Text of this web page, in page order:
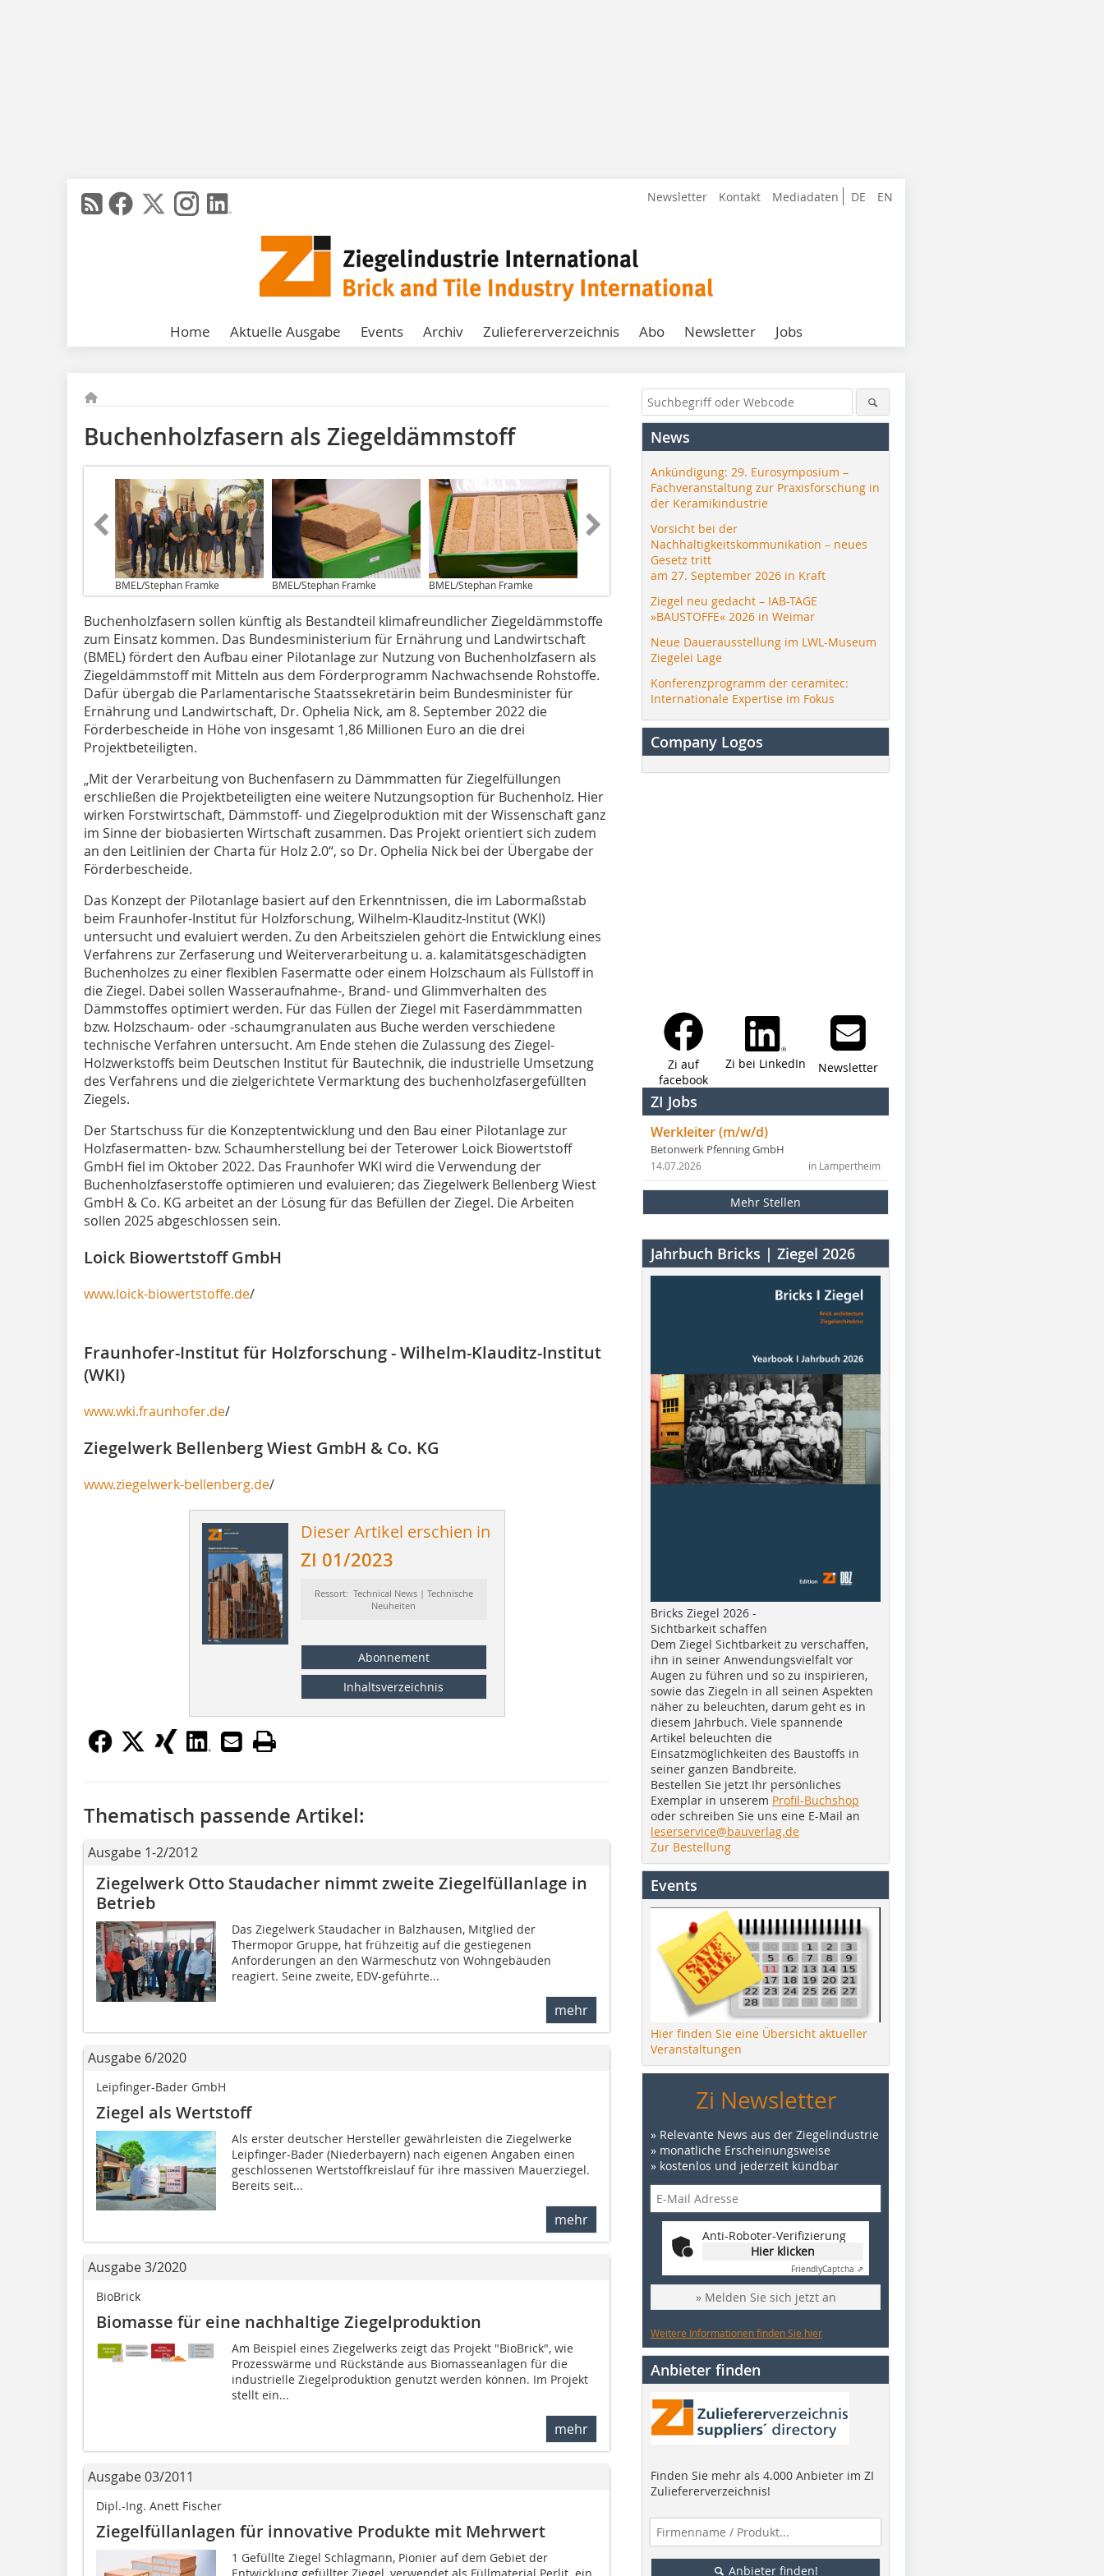
DE EN
Newsletter Kontakt Mediadaten
Home Aktuelle Ausgabe Events Archiv Zuliefererverzeichnis Abo Newsletter Jobs
Buchenholzfasern als Ziegeldämmstoff
BMEL/Stephan Framke BMEL/Stephan Framke BMEL/Stephan Framke
Buchenholzfasern sollen künftig als Bestandteil klimafreundlicher Ziegeldämmstoffe
zum Einsatz kommen. Das Bundesministerium für Ernährung und Landwirtschaft
(BMEL) fördert den Aufbau einer Pilotanlage zur Nutzung von Buchenholzfasern als
Ziegeldämmstoff mit Mitteln aus dem Förderprogramm Nachwachsende Rohstoffe.
Dafür übergab die Parlamentarische Staatssekretärin beim Bundesminister für
Ernährung und Landwirtschaft, Dr. Ophelia Nick, am 8. September 2022 die
Förderbescheide in Höhe von insgesamt 1,86 Millionen Euro an die drei
Projektbeteiligten.
„Mit der Verarbeitung von Buchenfasern zu Dämmmatten für Ziegelfüllungen
erschließen die Projektbeteiligten eine weitere Nutzungsoption für Buchenholz. Hier
wirken Forstwirtschaft, Dämmstoff- und Ziegelproduktion mit der Wissenschaft ganz
im Sinne der biobasierten Wirtschaft zusammen. Das Projekt orientiert sich zudem
an den Leitlinien der Charta für Holz 2.0“, so Dr. Ophelia Nick bei der Übergabe der
Förderbescheide.
Das Konzept der Pilotanlage basiert auf den Erkenntnissen, die im Labormaßstab
beim Fraunhofer-Institut für Holzforschung, Wilhelm-Klauditz-Institut (WKI)
untersucht und evaluiert werden. Zu den Arbeitszielen gehört die Entwicklung eines
Verfahrens zur Zerfaserung und Weiterverarbeitung u. a. kalamitätsgeschädigten
Buchenholzes zu einer flexiblen Fasermatte oder einem Holzschaum als Füllstoff in
die Ziegel. Dabei sollen Wasseraufnahme-, Brand- und Glimmverhalten des
Dämmstoffes optimiert werden. Für das Füllen der Ziegel mit Faserdämmmatten
bzw. Holzschaum- oder -schaumgranulaten aus Buche werden verschiedene
technische Verfahren untersucht. Am Ende stehen die Zulassung des Ziegel-
Holzwerkstoffs beim Deutschen Institut für Bautechnik, die industrielle Umsetzung
des Verfahrens und die zielgerichtete Vermarktung des buchenholzfasergefüllten
Ziegels.
Der Startschuss für die Konzeptentwicklung und den Bau einer Pilotanlage zur
Holzfasermatten- bzw. Schaumherstellung bei der Teterower Loick Biowertstoff
GmbH fiel im Oktober 2022. Das Fraunhofer WKI wird die Verwendung der
Buchenholzfaserstoffe optimieren und evaluieren; das Ziegelwerk Bellenberg Wiest
GmbH & Co. KG arbeitet an der Lösung für das Befüllen der Ziegel. Die Arbeiten
sollen 2025 abgeschlossen sein.
Loick Biowertstoff GmbH
www.loick-biowertstoffe.de/
Fraunhofer-Institut für Holzforschung - Wilhelm-Klauditz-Institut
(WKI)
www.wki.fraunhofer.de/
Ziegelwerk Bellenberg Wiest GmbH & Co. KG
www.ziegelwerk-bellenberg.de/
Dieser Artikel erschien in
ZI 01/2023
Ressort: Technical News | Technische
Neuheiten
Abonnement
Inhaltsverzeichnis
Thematisch passende Artikel:
Ausgabe 1-2/2012
Ziegelwerk Otto Staudacher nimmt zweite Ziegelfüllanlage in
Betrieb
Das Ziegelwerk Staudacher in Balzhausen, Mitglied der
Thermopor Gruppe, hat frühzeitig auf die gestiegenen
Anforderungen an den Wärmeschutz von Wohngebäuden
reagiert. Seine zweite, EDV-geführte...
mehr
Ausgabe 6/2020
Leipfinger-Bader GmbH
Ziegel als Wertstoff
Als erster deutscher Hersteller gewährleisten die Ziegelwerke
Leipfinger-Bader (Niederbayern) nach eigenen Angaben einen
geschlossenen Wertstoffkreislauf für ihre massiven Mauerziegel.
Bereits seit...
mehr
Ausgabe 3/2020
BioBrick
Biomasse für eine nachhaltige Ziegelproduktion
Am Beispiel eines Ziegelwerks zeigt das Projekt "BioBrick", wie
Prozesswärme und Rückstände aus Biomasseanlagen für die
industrielle Ziegelproduktion genutzt werden können. Im Projekt
stellt ein...
mehr
Ausgabe 03/2011
Dipl.-Ing. Anett Fischer
Ziegelfüllanlagen für innovative Produkte mit Mehrwert
1 Gefüllte Ziegel Schlagmann, Pionier auf dem Gebiet der
News
Ankündigung: 29. Eurosymposium –
Fachveranstaltung zur Praxisforschung in
der Keramikindustrie
Vorsicht bei der
Nachhaltigkeitskommunikation – neues
Gesetz tritt
am 27. September 2026 in Kraft
Ziegel neu gedacht – IAB-TAGE
»BAUSTOFFE« 2026 in Weimar
Neue Dauerausstellung im LWL-Museum
Ziegelei Lage
Konferenzprogramm der ceramitec:
Internationale Expertise im Fokus
Company Logos
Zi auf
facebook
Zi bei LinkedIn Newsletter
ZI Jobs
Werkleiter (m/w/d)
Betonwerk Pfenning GmbH
in Lampertheim
14.07.2026
Mehr Stellen
Jahrbuch Bricks | Ziegel 2026
Bricks Ziegel 2026 -
Sichtbarkeit schaffen
Dem Ziegel Sichtbarkeit zu verschaffen,
ihn in seiner Anwendungsvielfalt vor
Augen zu führen und so zu inspirieren,
sowie das Ziegeln in all seinen Aspekten
näher zu beleuchten, darum geht es in
diesem Jahrbuch. Viele spannende
Artikel beleuchten die
Einsatzmöglichkeiten des Baustoffs in
seiner ganzen Bandbreite.
Bestellen Sie jetzt Ihr persönliches
Exemplar in unserem Profil-Buchshop
oder schreiben Sie uns eine E-Mail an
leserservice@bauverlag.de
Zur Bestellung
Events
Hier finden Sie eine Übersicht aktueller
Veranstaltungen
Zi Newsletter
» Relevante News aus der Ziegelindustrie
» monatliche Erscheinungsweise
» kostenlos und jederzeit kündbar
Anti-Roboter-Verifizierung
Hier klicken
FriendlyCaptcha ⇗
» Melden Sie sich jetzt an
Weitere Informationen finden Sie hier
Anbieter finden
Finden Sie mehr als 4.000 Anbieter im ZI
Zuliefererverzeichnis!
Anbieter finden!